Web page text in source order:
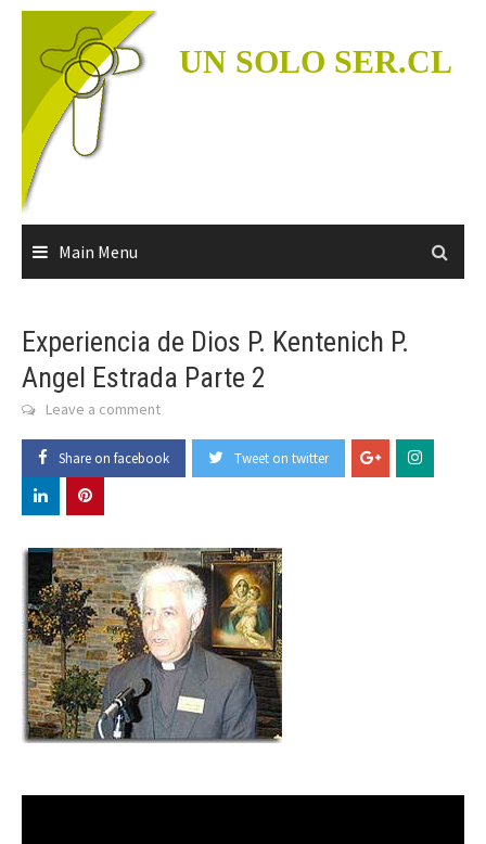
Skip
content
UN SOLO SER.CL
Main Menu
Experiencia de Dios P. Kentenich P.
Angel Estrada Parte 2
Leave a comment
Share on facebook Tweet on twitter